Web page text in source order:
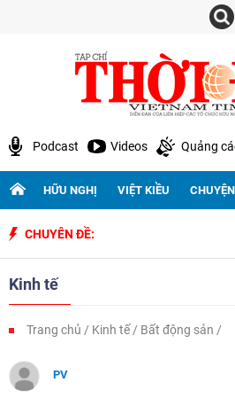
Podcast Videos Quảng
HỮU NGHỊ VIỆT KIỀU
CHUYÊN ĐỀ:
Kinh tế
Trang chủ Kinh tế Bất động sản
PV